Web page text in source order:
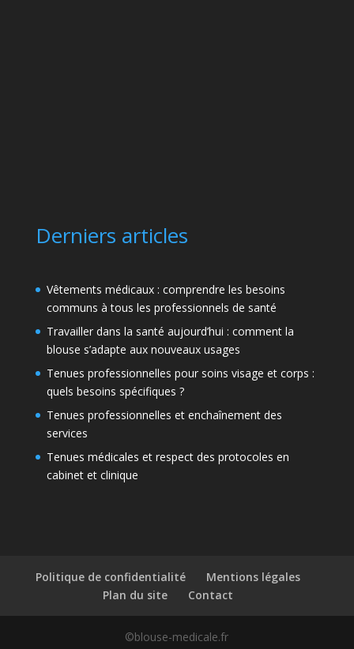
Derniers articles
Vêtements médicaux : comprendre les besoins
communs à tous les professionnels de santé
Travailler dans la santé aujourd’hui : comment la
blouse s’adapte aux nouveaux usages
Tenues professionnelles pour soins visage et corps :
quels besoins spécifiques ?
Tenues professionnelles et enchaînement des
services
Tenues médicales et respect des protocoles en
cabinet et clinique
Politique de confidentialité
Mentions légales
Plan du site
Contact
©blouse-medicale.fr